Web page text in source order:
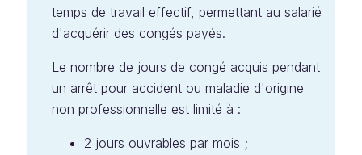
temps de travail effectif, permettant au salarié
d'acquérir des congés payés.
Le nombre de jours de congé acquis pendant
un arrêt pour accident ou maladie d'origine
non professionnelle est limité à :
2 jours ouvrables par mois ;